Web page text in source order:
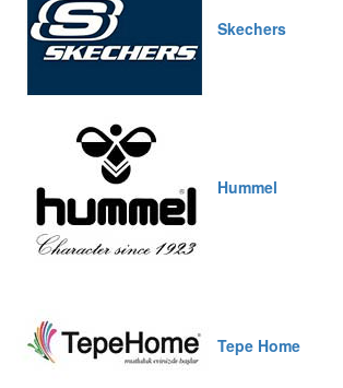
Skechers
Hummel
Tepe Home